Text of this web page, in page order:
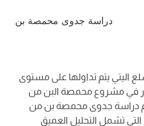
اليتي يتم تداولها على مستوى
في مشروع محمصة البن من
لم دراسة جدوى محمصة بن من
تشمل التحليل العميق